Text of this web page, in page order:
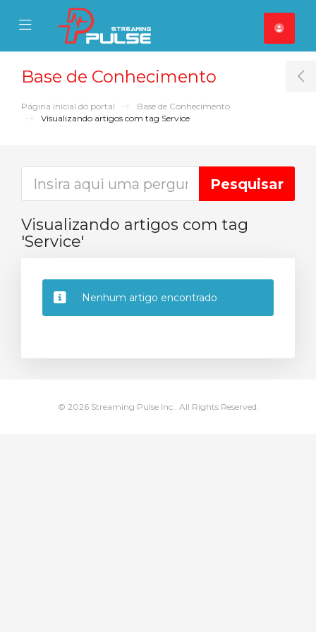
Mobile Menu
Mobile Menu
Base de Conhecimento
Página inicial do portal
Base de Conhecimento
Visualizando artigos com tag Service
Visualizando artigos com tag
'Service'
Nenhum artigo encontrado
© 2026 Streaming Pulse Inc.. All Rights Reserved.